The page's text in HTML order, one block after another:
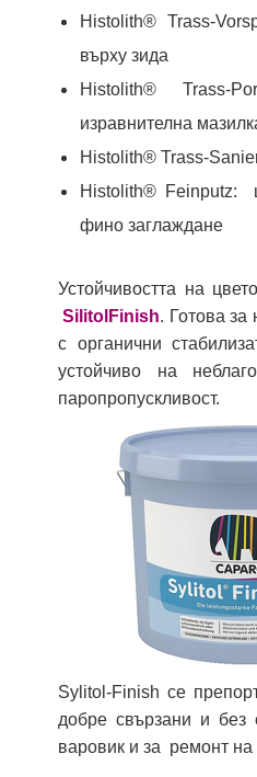
Histolith® Trass-
върху зида
Histolith® Trass-
изравнителна
Histolith® Trass-
Histolith® Feinputz:
фино заглаждане
Устойчивостта на
Silitol Finish. Готова за
с органични
устойчиво на
паропропускливост.
Sylitol-Finish се
добре свързани и без
варовик и за ремонт на